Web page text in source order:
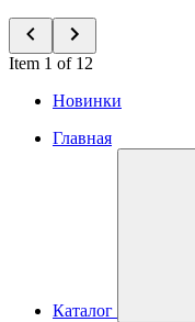
Item 1 of 12
Новинки
Главная
Каталог